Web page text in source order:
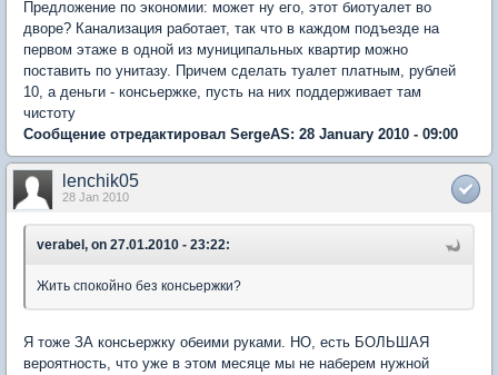
Предложение по экономии: может ну его, этот биотуалет во
дворе? Канализация работает, так что в каждом подъезде на
первом этаже в одной из муниципальных квартир можно
поставить по унитазу. Причем сделать туалет платным, рублей
10, а деньги - консьержке, пусть на них поддерживает там
чистоту
Сообщение отредактировал SergeAS: 28 January 2010 - 09:00
lenchik05
28 Jan 2010
verabel, on 27.01.2010 - 23:22:
Жить спокойно без консьержки?
Я тоже ЗА консьержку обеими руками. НО, есть БОЛЬШАЯ
вероятность, что уже в этом месяце мы не наберем нужной